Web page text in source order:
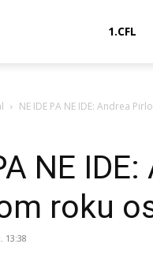
1.CFL
NE IDE PA NE IDE: Andrea
NE
roku
13:38